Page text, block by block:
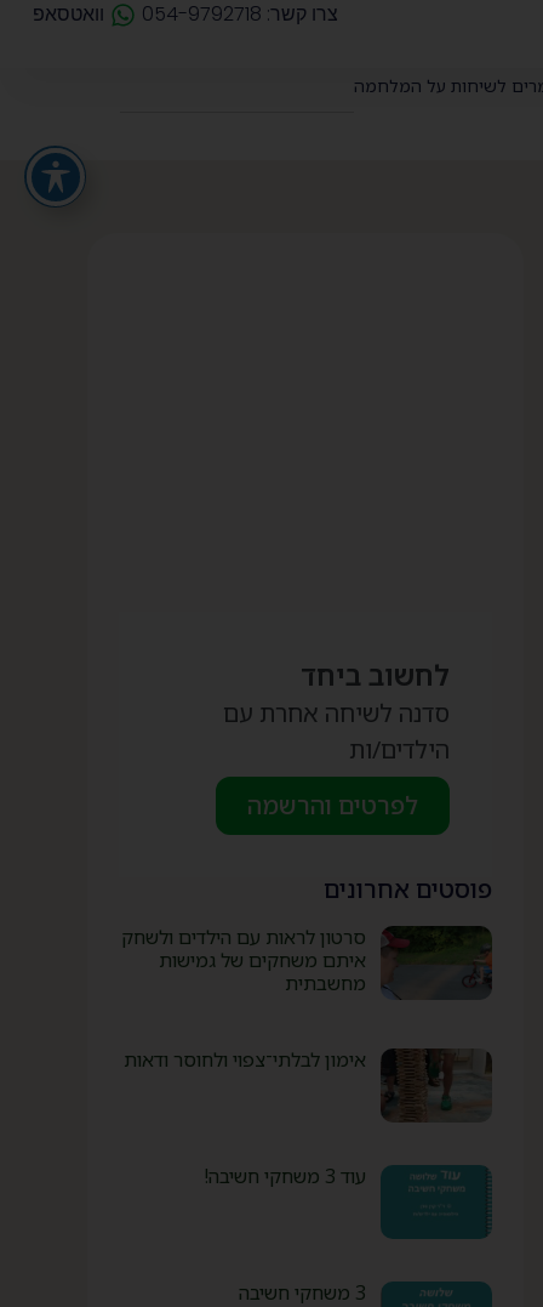
צרו קשר: 054-9792718 וואטסאפ
לשיחות על המלחמה
לחשוב ביחד
סדנה לשיחה אחרת עם
הילדים/ות
לפרטים והרשמה
פוסטים אחרונים
סרטון לראות עם הילדים ולשחק
איתם משחקים של גמישות
מחשבתית
אימון לבלתי־צפוי ולחוסר ודאות
עוד 3 משחקי חשיבה!
3 משחקי חשיבה